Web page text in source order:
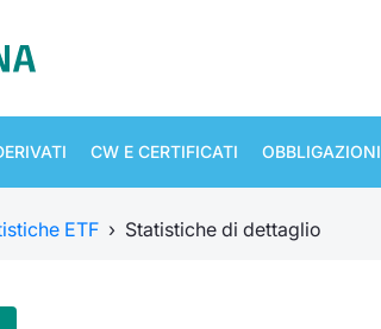
CW E CERTIFICATI OBBLIGAZIONI
ETF › Statistiche di dettaglio